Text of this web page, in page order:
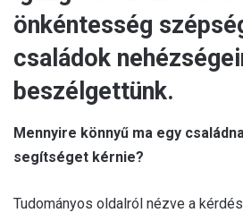
önkéntesség
családok
beszélgettünk.
Mennyire könnyű ma egy
segítséget kérnie?
Tudományos oldalról nézve a